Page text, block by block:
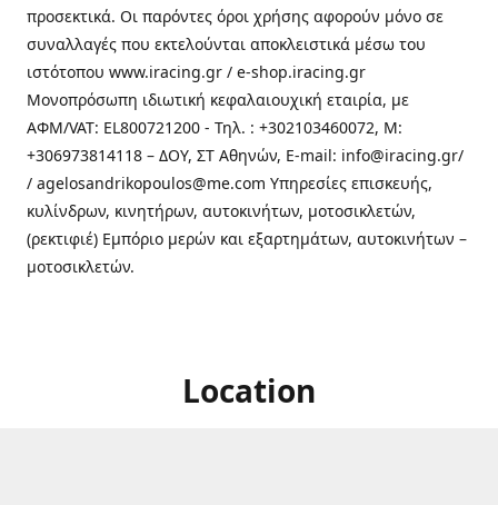
προσεκτικά. Οι παρόντες όροι χρήσης αφορούν μόνο σε
συναλλαγές που εκτελούνται αποκλειστικά μέσω του
ιστότοπου www.iracing.gr / e-shop.iracing.gr
Μονοπρόσωπη ιδιωτική κεφαλαιουχική εταιρία, με
ΑΦΜ/VAT: EL800721200 - Τηλ. : +302103460072, M:
+306973814118 – ΔΟΥ, ΣΤ Αθηνών, E-mail: info@iracing.gr/
/ agelosandrikopoulos@me.com Υπηρεσίες επισκευής,
κυλίνδρων, κινητήρων, αυτοκινήτων, μοτοσικλετών,
(ρεκτιφιέ) Εμπόριο μερών και εξαρτημάτων, αυτοκινήτων –
μοτοσικλετών.
Location